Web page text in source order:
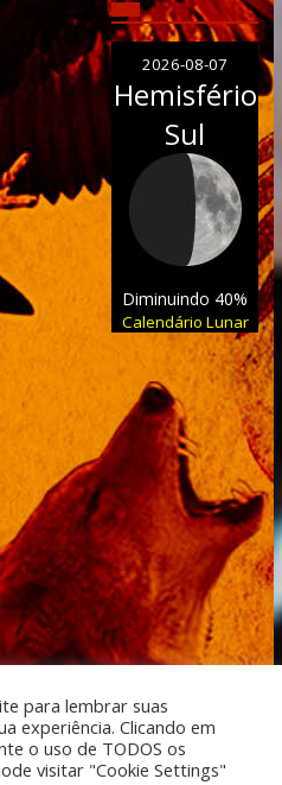
2026-08-07
Hemisfério
Sul
Diminuindo 40%
Calendário Lunar
para lembrar suas
experiência. Clicando em
o uso de TODOS os
visitar "Cookie Settings"